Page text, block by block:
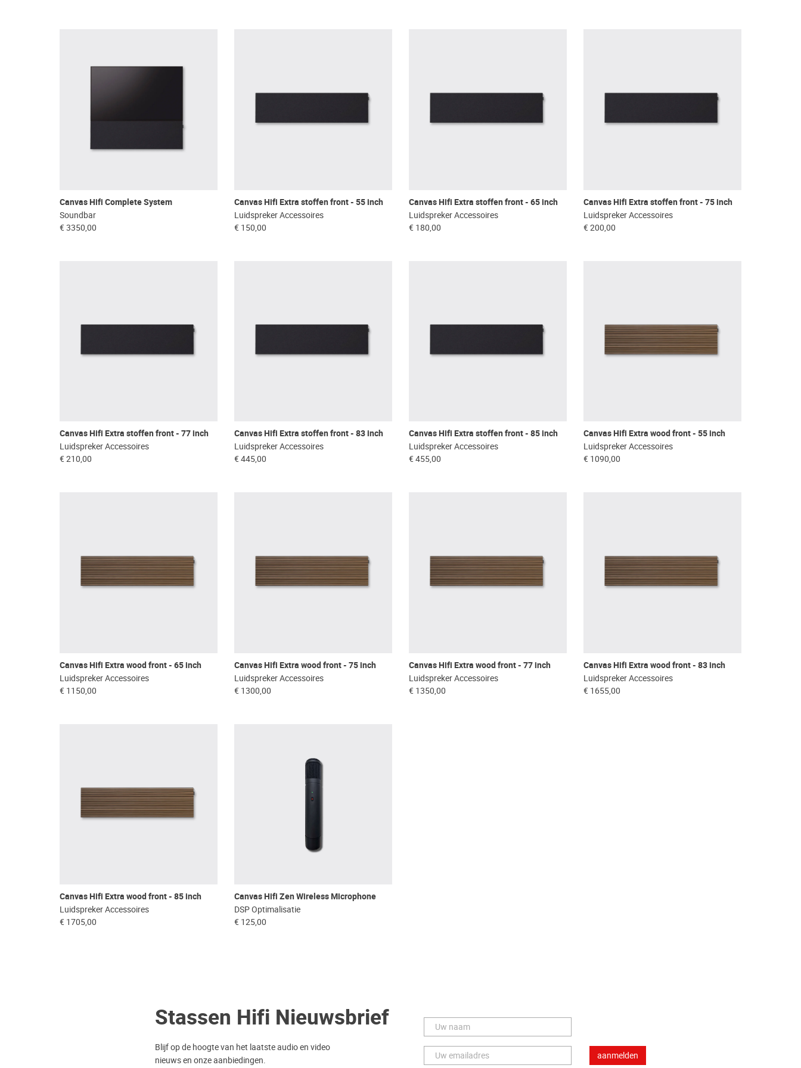
Canvas Hifi Complete System
Soundbar
€ 3350,00
Canvas Hifi Extra stoffen front - 55 inch
Luidspreker Accessoires
€ 150,00
Canvas Hifi Extra stoffen front - 65 inch
Luidspreker Accessoires
€ 180,00
Canvas Hifi Extra stoffen front - 75 inch
Luidspreker Accessoires
€ 200,00
Canvas Hifi Extra stoffen front - 77 inch
Luidspreker Accessoires
€ 210,00
Canvas Hifi Extra stoffen front - 83 inch
Luidspreker Accessoires
€ 445,00
Canvas Hifi Extra stoffen front - 85 inch
Luidspreker Accessoires
€ 455,00
Canvas Hifi Extra wood front - 55 inch
Luidspreker Accessoires
€ 1090,00
Canvas Hifi Extra wood front - 65 inch
Luidspreker Accessoires
€ 1150,00
Canvas Hifi Extra wood front - 75 inch
Luidspreker Accessoires
€ 1300,00
Canvas Hifi Extra wood front - 77 inch
Luidspreker Accessoires
€ 1350,00
Canvas Hifi Extra wood front - 83 inch
Luidspreker Accessoires
€ 1655,00
Canvas Hifi Extra wood front - 85 inch
Luidspreker Accessoires
€ 1705,00
Canvas Hifi Zen Wireless Microphone
DSP Optimalisatie
€ 125,00
Stassen Hifi Nieuwsbrief
Blijf op de hoogte van het laatste audio en video
nieuws en onze aanbiedingen.